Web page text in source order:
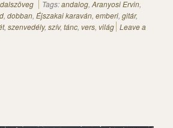
dalszöveg Tags:andalog, Aranyosi Ervin,
, dobban, Éjszakai karaván, emberi, gitár,
, szenvedély, szív, tánc, vers, világ Leave a